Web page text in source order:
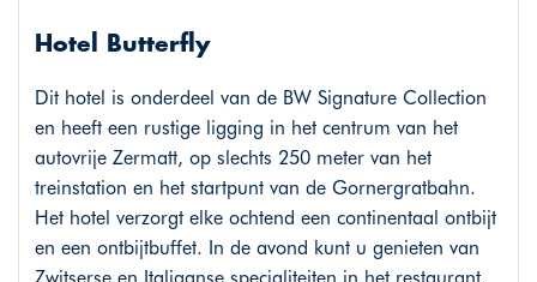
Hotel Butterfly
Dit hotel is onderdeel van de BW Signature Collection
en heeft een rustige ligging in het centrum van het
autovrije Zermatt, op slechts 250 meter van het
treinstation en het startpunt van de Gornergratbahn.
Het hotel verzorgt elke ochtend een continentaal ontbijt
en een ontbijtbuffet. In de avond kunt u genieten van